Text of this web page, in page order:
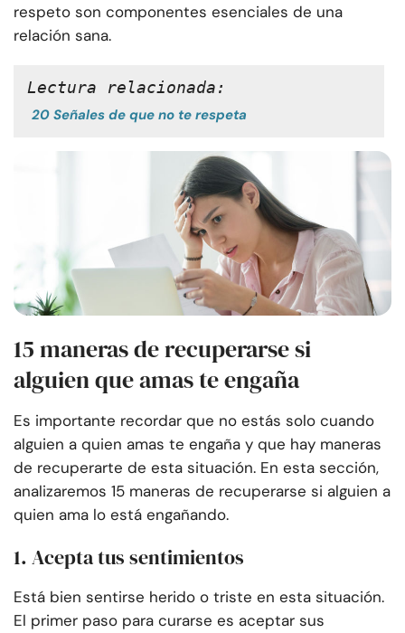
respeto son componentes esenciales de una
relación sana.
Lectura relacionada:
20 Señales de que no te respeta
15 maneras de recuperarse si
alguien que amas te engaña
Es importante recordar que no estás solo cuando
alguien a quien amas te engaña y que hay maneras
de recuperarte de esta situación. En esta sección,
analizaremos 15 maneras de recuperarse si alguien a
quien ama lo está engañando.
1. Acepta tus sentimientos
Está bien sentirse herido o triste en esta situación.
El primer paso para curarse es aceptar sus